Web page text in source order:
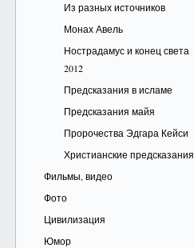
Из разных источников
Монах Авель
Нострадамус и конец света
2012
Предсказания в исламе
Предсказания майя
Пророчества Эдгара Кейси
Христианские предсказания
Фильмы, видео
Фото
Цивилизация
Юмор